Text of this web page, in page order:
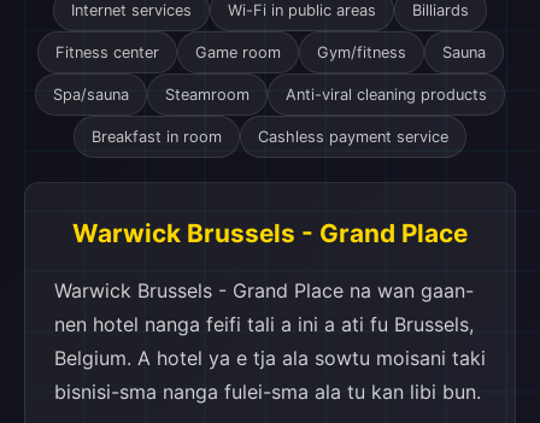
Internet services Wi-Fi in public areas Billiards
Fitness center Game room Gym/fitness Sauna
Spa/sauna Steamroom Anti-viral cleaning products
Breakfast in room Cashless payment service
Warwick Brussels - Grand Place
Warwick Brussels - Grand Place na wan gaan-
nen hotel nanga feifi tali a ini a ati fu Brussels,
Belgium. A hotel ya e tja ala sowtu moisani taki
bisnisi-sma nanga fulei-sma ala tu kan libi bun.